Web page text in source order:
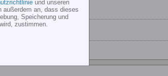
und unseren
außerdem an, dass dieses
Speicherung und
zustimmen.